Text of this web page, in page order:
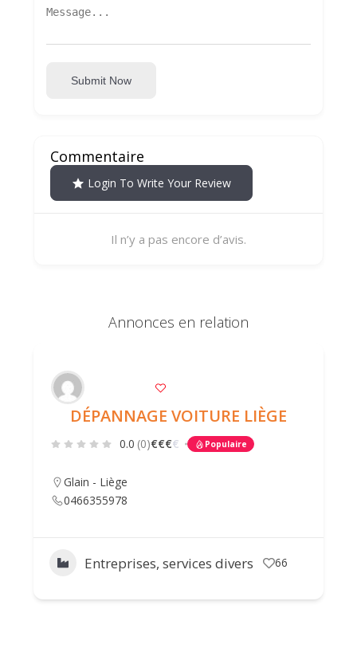
Submit Now
Commentaire
Login To Write Your Review
Il n’y a pas encore d’avis.
Annonces en relation
DÉPANNAGE VOITURE LIÈGE
0.0 (0)€€€€ Populaire
Glain - Liège
0466355978
Entreprises, services divers 66